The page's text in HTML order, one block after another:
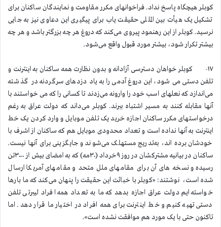
کوبلر هیچگاه پاسخ نداد. فراخوانهای مکرر مقاومت و نمایندگان ساکنان برای
تشکیل یک هیأت بین المللی حقیقت یاب برای پیگیری این دعاوی نیز به جایی
نرسید. کوبلر از این رهنمود پیروی می‌کند که دروغ هر چه بزرگتر باشد و هر چه
بیشتر تکرار شود، بیشتر مورد قبول واقع می‌شود.
۱۷- کوبلر خواهان دسترسی آزادانه و بدون نظارت همه ساکنان به اینترنت و
تلفن دستی می شود، این دروغ آدمی را به یاد دزدهای سرگردنه در گذشته
می‌اندازد که نعلهای اسب خود را وارونه می‌زدند تا کسانی را که می خواستند با
آنها مقابله کنند به مسیر اشتباه ببرند. کوبلر می‌داند که دولت عراق به رغم
درخواستهای مکرر ساکنان اجازه خرید یک تلفن موبایل و وارد کردن یک خط
اینترنت به آنها نداده است و تعداد محدودی موبایل هم که ساکنان از اشرف با
خودشان برده اند، به‌تدریج مستهلک می‌شوند و جایگزینی برای آنها نیست.
ساکنان در بیانیه مشترکشان در روز ۹خرداد (۳۰مه) که به امضای بیش از ۳۰۰۰تن
رسیده و نسخه های آن برای مقامهای ملل متحد و مقامهای آمریکا ارسال
شده است، نوشتند: «کوبلر با خباثت این حقیقت را پنهان می‌کند که ما بارها
خواسته ایم دولت عراق اجازه بدهد که ما به تعداد همه افراد لیبرتی تلفن
دستی تهیه کنیم و خط اینترنت برای همه افراد در اختیار ما قرار دهد. اما
تاکنون حتی با یک مورد هم موافقت نشده است».